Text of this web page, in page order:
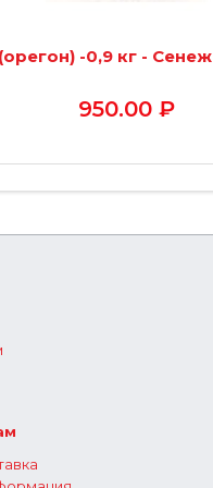
-0,9 кг -
950.00 ₽